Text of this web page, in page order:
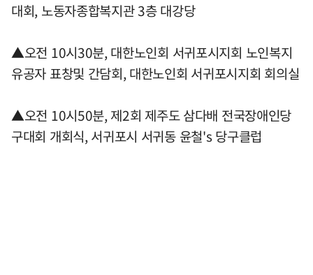
대회, 노동자종합복지관 3층 대강당
▲오전 10시30분, 대한노인회 서귀포시지회 노인복지
유공자 표창및 간담회, 대한노인회 서귀포시지회 회의실
▲오전 10시50분, 제2회 제주도 삼다배 전국장애인당
구대회 개회식, 서귀포시 서귀동 윤철's 당구클럽